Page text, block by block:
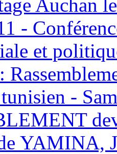
Auchan
-
et
-
YAMINA,